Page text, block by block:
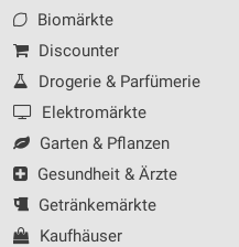
Biomärkte
Discounter
Drogerie & Parfümerie
Elektromärkte
Garten & Pflanzen
Gesundheit & Ärzte
Getränkemärkte
Kaufhäuser